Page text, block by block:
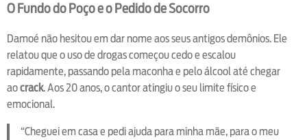
O Fundo do Poço e o Pedido de Socorro
Damoé não hesitou em dar nome aos seus antigos demônios. Ele
relatou que o uso de drogas começou cedo e escalou
rapidamente, passando pela maconha e pelo álcool até chegar
aocrack. Aos 20 anos, o cantor atingiu o seu limite físico e
emocional.
“Cheguei em casa e pedi ajuda para minha mãe, para o meu